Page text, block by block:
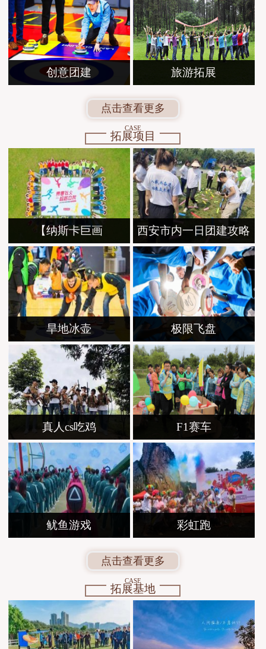
创意团建 旅游拓展
点击查看更多
CASE
拓展项目
【纳斯卡巨画 西安市内一日团建攻略
旱地冰壶 极限飞盘
真人cs吃鸡 F1赛车
鱿鱼游戏 彩虹跑
点击查看更多
CASE
拓展基地